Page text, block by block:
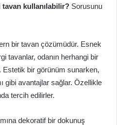
kullanılabilir? Sorusunu
bir tavan çözümüdür. Esnek
tavanlar, odanın herhangi bir
Estetik bir görünüm sunarken,
gibi avantajlar sağlar. Özellikle
tercih edilirler.
dekoratif bir dokunuş